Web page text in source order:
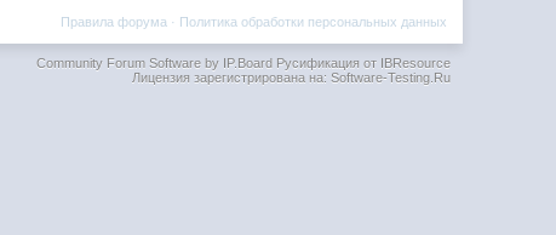
Политика обработки персональных данных
Правила форума ·
Community Forum Software by IP.BoardРусификация от IBResource
Лицензия зарегистрирована на: Software-Testing.Ru